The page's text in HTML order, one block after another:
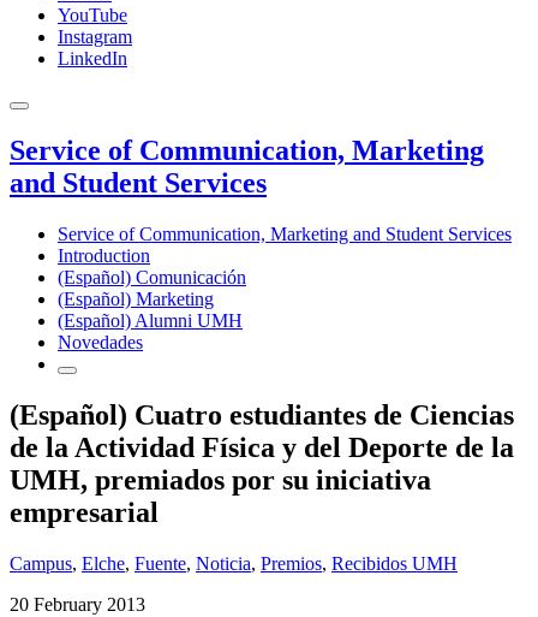
YouTube
Instagram
LinkedIn
Service of Communication, Marketing
and Student Services
Service of Communication, Marketing and Student Services
Introduction
(Español) Comunicación
(Español) Marketing
(Español) Alumni UMH
Novedades
(Español) Cuatro estudiantes de Ciencias
de la Actividad Física y del Deporte de la
UMH, premiados por su iniciativa
empresarial
Campus, Elche, Fuente, Noticia, Premios, Recibidos UMH
20 February 2013